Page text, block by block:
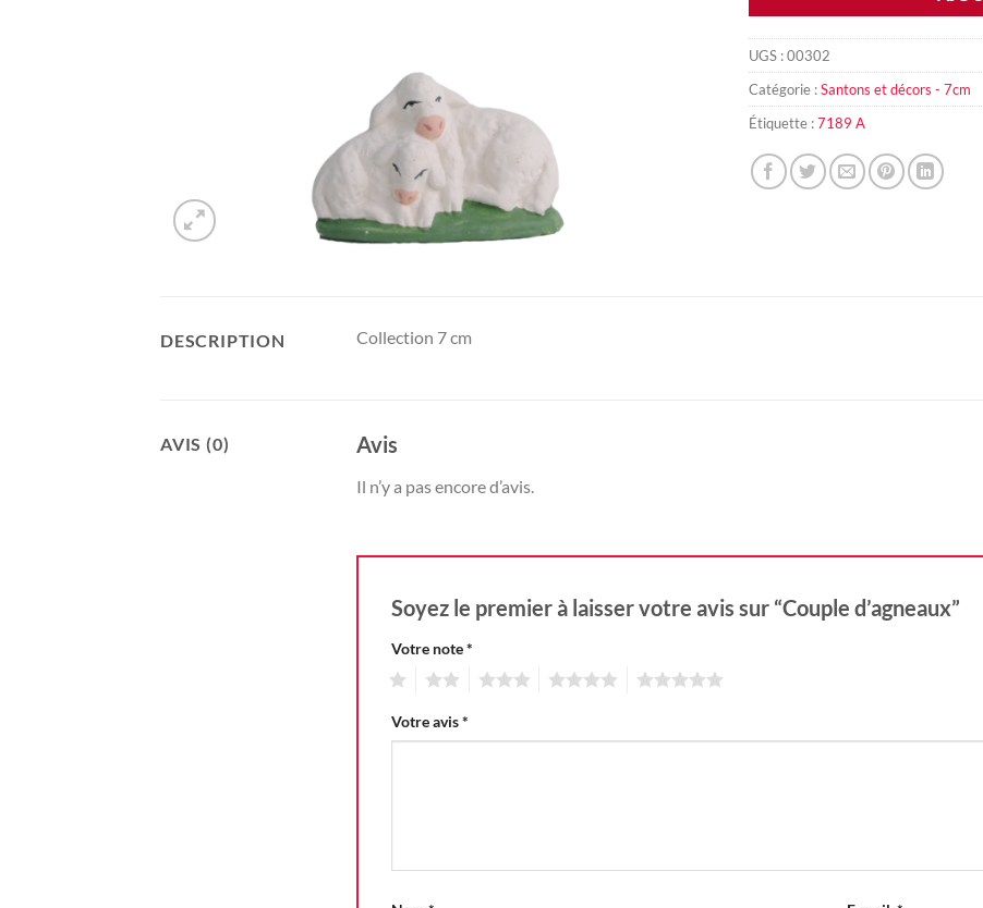
UGS :00302
Catégorie :Santons et décors - 7cm
Étiquette :7189 A
DESCRIPTION Collection 7 cm
AVIS (0) Avis
Il n’y a pas encore d’avis.
Soyez le premier à laisser votre avis sur “Couple d’agneaux”
Votre note*
Votre avis*